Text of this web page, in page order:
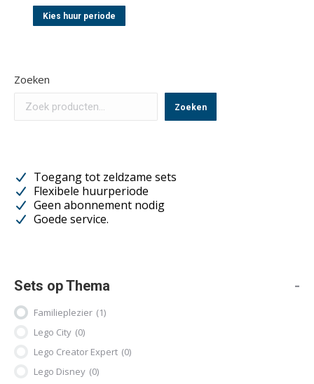
Kies huur periode
product
optie
gekozen
productpagina
Zoeken
Zoeken
Toegang tot zeldzame sets
Flexibele huurperiode
Geen abonnement nodig
Goede service.
Sets op Thema -
Familieplezier (1)
Lego City (0)
Lego Creator Expert (0)
Lego Disney (0)